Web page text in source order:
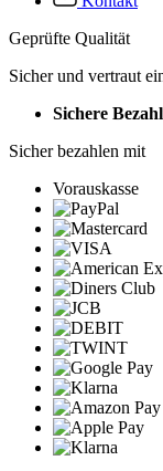
Geprüfte Qualität
Sicher und vertraut
Sichere
Sicher bezahlen mit
Vorauskasse